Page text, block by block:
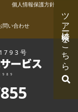
ツアー検索はこちら
個人情報保護方針
問い合わせ
号